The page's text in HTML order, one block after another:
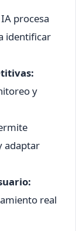
procesa
identificar
y
adaptar
real